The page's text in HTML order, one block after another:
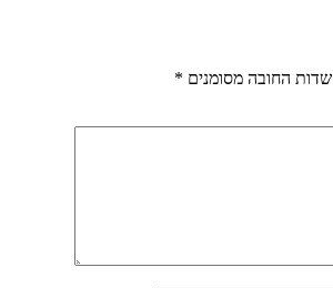
שדות החובה מסומנים *